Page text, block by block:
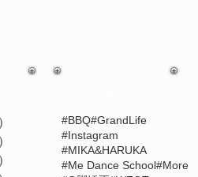
3件の記事
1件の記事
1件の記事
#BBQ#GrandLife
#Instagram
#MIKA&HARUKA
#Me Dance School#More